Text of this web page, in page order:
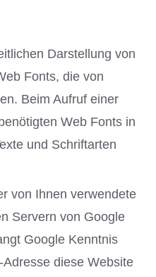
Darstellung von
Fonts, die von
Beim Aufruf einer
Web Fonts in
und Schriftarten
von Ihnen verwendete
Servern von Google
Google Kenntnis
diese Website